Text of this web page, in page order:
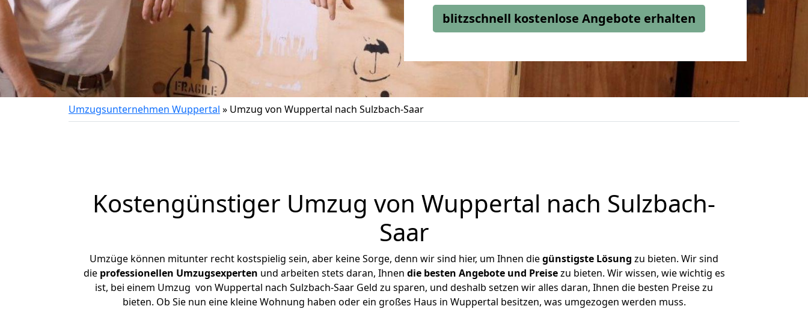
blitzschnell kostenlose Angebote erhalten
Umzugsunternehmen Wuppertal » Umzug von Wuppertal nach Sulzbach-Saar
Kostengünstiger Umzug von Wuppertal nach Sulzbach-
Saar
Umzüge können mitunter recht kostspielig sein, aber keine Sorge, denn wir sind hier, um Ihnen diegünstigste Lösung zu bieten. Wir sind
die professionellen Umzugsexperten und arbeiten stets daran, Ihnen die besten Angebote und Preisezu bieten. Wir wissen, wie wichtig es
ist, bei einem Umzug von Wuppertal nach Sulzbach-Saar Geld zu sparen, und deshalb setzen wir alles daran, Ihnen die besten Preise zu
bieten. Ob Sie nun eine kleine Wohnung haben oder ein großes Haus in Wuppertal besitzen, was umgezogen werden muss.